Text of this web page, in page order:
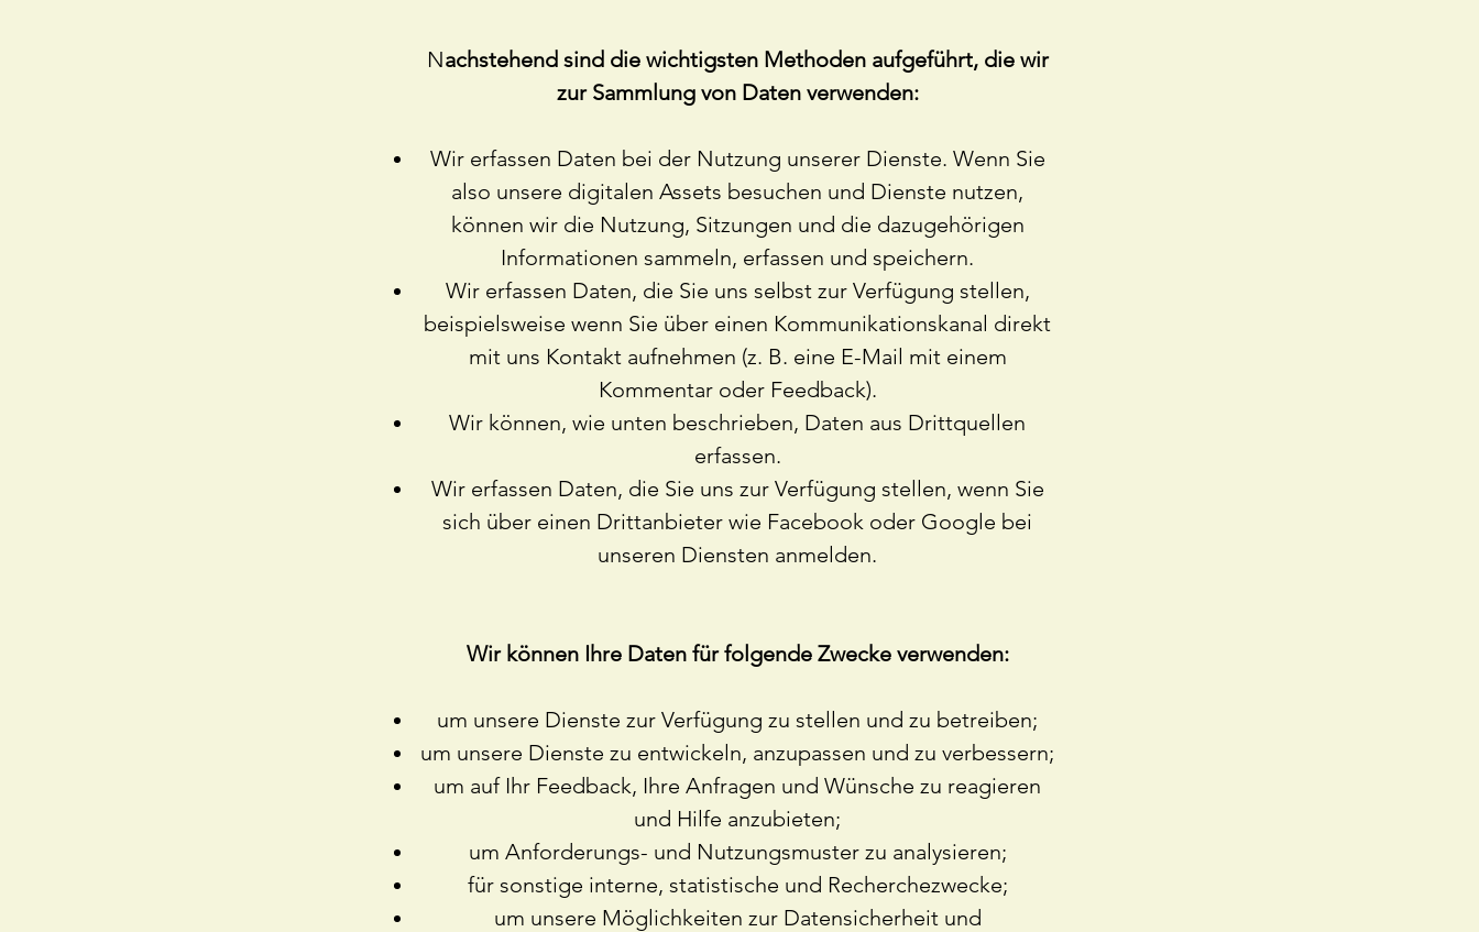
Nachstehend sind die wichtigsten Methoden aufgeführt, die wir
zur Sammlung von Daten verwenden:
Wir erfassen Daten bei der Nutzung unserer Dienste. Wenn Sie
also unsere digitalen Assets besuchen und Dienste nutzen,
können wir die Nutzung, Sitzungen und die dazugehörigen
Informationen sammeln, erfassen und speichern.
Wir erfassen Daten, die Sie uns selbst zur Verfügung stellen,
beispielsweise wenn Sie über einen Kommunikationskanal direkt
mit uns Kontakt aufnehmen (z. B. eine E-Mail mit einem
Kommentar oder Feedback).
Wir können, wie unten beschrieben, Daten aus Drittquellen
erfassen.
Wir erfassen Daten, die Sie uns zur Verfügung stellen, wenn Sie
sich über einen Drittanbieter wie Facebook oder Google bei
unseren Diensten anmelden.
Wir können Ihre Daten für folgende Zwecke verwenden:
um unsere Dienste zur Verfügung zu stellen und zu betreiben;
um unsere Dienste zu entwickeln, anzupassen und zu verbessern;
um auf Ihr Feedback, Ihre Anfragen und Wünsche zu reagieren
und Hilfe anzubieten;
um Anforderungs- und Nutzungsmuster zu analysieren;
für sonstige interne, statistische und Recherchezwecke;
um unsere Möglichkeiten zur Datensicherheit und